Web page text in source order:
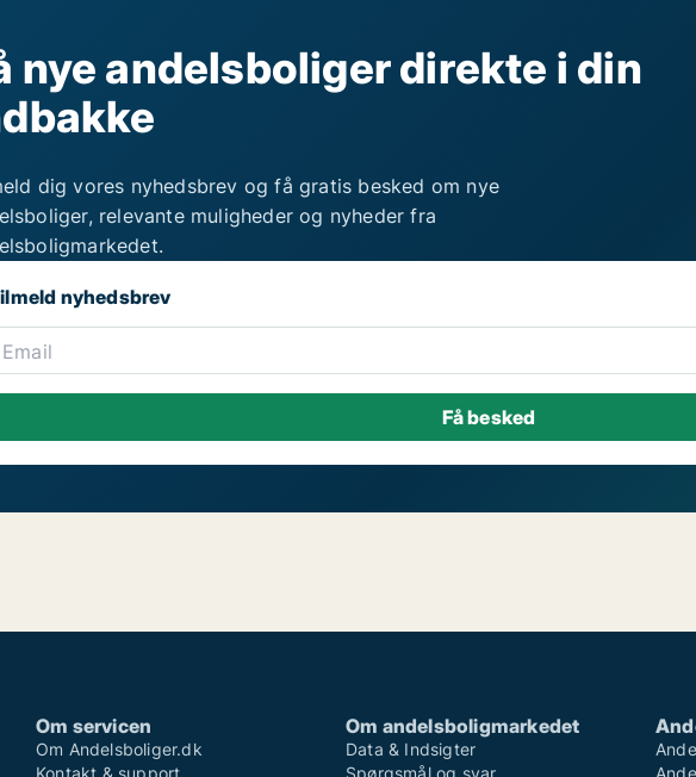
nye andelsboliger direkte i din
dig vores nyhedsbrev og få gratis besked om nye
relevante muligheder og nyheder fra
nyhedsbrev
Email
Om servicen
Om Andelsboliger.dk
Kontakt & support
Om andelsboligmarkedet
Data & Indsigter
Spørgsmål og svar